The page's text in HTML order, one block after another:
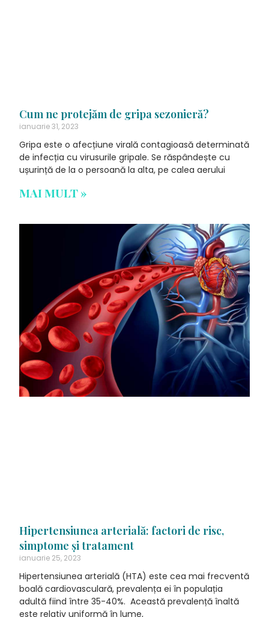
Cum ne protejăm de gripa sezonieră?
ianuarie 31, 2023
Gripa este o afecțiune virală contagioasă determinată
de infecția cu virusurile gripale. Se răspândește cu
ușurință de la o persoană la alta, pe calea aerului
MAI MULT »
Hipertensiunea arterială: factori de risc,
simptome și tratament
ianuarie 25, 2023
Hipertensiunea arterială (HTA) este cea mai frecventă
boală cardiovasculară, prevalența ei în populația
adultă fiind între 35-40%. Această prevalență înaltă
este relativ uniformă în lume,